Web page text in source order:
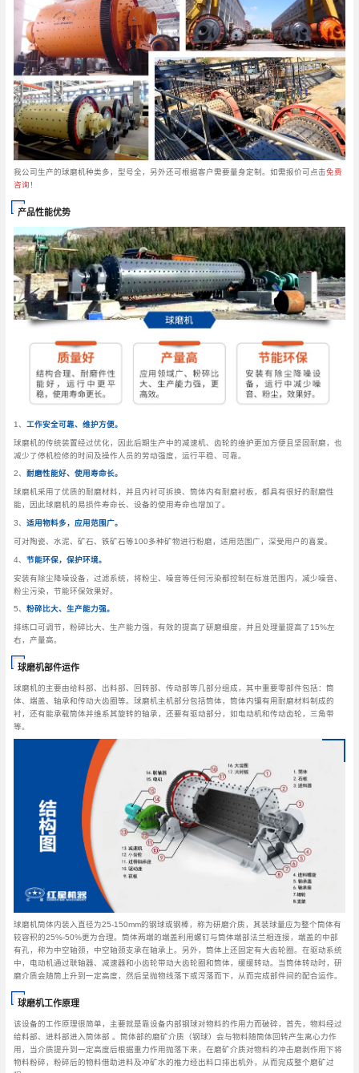
我公司生产的球磨机种类多，型号全，另外还可根据客户需要量身定制。如需报价可点击免费
咨询！
产品性能优势
1、 工作安全可靠、维护方便。
球磨机的传统装置经过优化，因此后期生产中的减速机、齿轮的维护更加方便且坚固耐磨，也
减少了停机检修的时间及操作人员的劳动强度，运行平稳、可靠。
2、耐磨性能好、使用寿命长。
球磨机采用了优质的耐磨材料，并且内衬可拆换、筒体内有耐磨衬板，都具有很好的耐磨性
能，因此球磨机的易损件寿命长、设备的使用寿命也增加了。
3、适用物料多，应用范围广。
可对陶瓷、水泥、矿石、铁矿石等100多种矿物进行粉磨，适用范围广，深受用户的喜爱。
4、节能环保，保护环境。
安装有除尘降噪设备，过滤系统，将粉尘、噪音等任何污染都控制在标准范围内，减少噪音、
粉尘污染，节能环保效果好。
5、粉碎比大、生产能力强。
排练口可调节，粉碎比大、生产能力强，有效的提高了研磨细度，并且处理量提高了15%左
右，产量高。
球磨机部件运作
球磨机的主要由给料部、出料部、回转部、传动部等几部分组成，其中重要零部件包括：筒
体、端盖、轴承和传动大齿圈等。球磨机主机部分包括筒体，筒体内镶有用耐磨材料制成的
衬，还有能承载筒体并维系其旋转的轴承，还要有驱动部分，如电动机和传动齿轮，三角带
等。
球磨机筒体内装入直径为25-150mm的钢球或钢棒，称为研磨介质，其装球量应为整个筒体有
较容积的25%-50%更为合理。筒体两端的端盖利用螺钉与筒体端部法兰相连接，端盖的中部
有孔，称为中空轴颈，中空轴颈支承在轴承上。另外，筒体上还固定有大齿轮圈。在驱动系统
中，电动机通过联轴器、减速器和小齿轮带动大齿轮圈和筒体，缓缓转动。当筒体转动时，研
磨介质会随筒上升到一定高度，然后呈抛物线落下或泻落而下，从而完成部件间的配合运作。
球磨机工作原理
该设备的工作原理很简单，主要就是靠设备内部钢球对物料的作用力而破碎，首先，物料经过
给料部、进料部进入筒体部 。筒体部的磨矿介质（钢球）会与物料随筒体回转产生离心力作
用，当介质提升到一定高度后根据重力作用抛落下来，在磨矿介质对物料的冲击磨剥作用下将
物料粉碎，粉碎后的物料借助进料及冲矿水的推力经出料口排出机外，从而完成整个磨矿过